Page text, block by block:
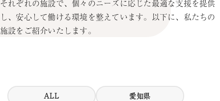
それぞれの施設で、個々のニーズに応じた最適な支援を提供
し、安心して働ける環境を整えています。以下に、私たちの
施設をご紹介いたします。
ALL 愛知県